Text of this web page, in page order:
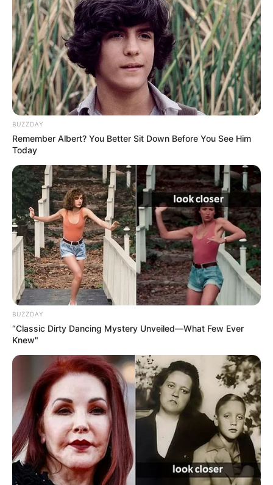
BUZZDAY
Remember Albert? You Better Sit Down Before You See Him
Today
BUZZDAY
“Classic Dirty Dancing Mystery Unveiled—What Few Ever
Knew"